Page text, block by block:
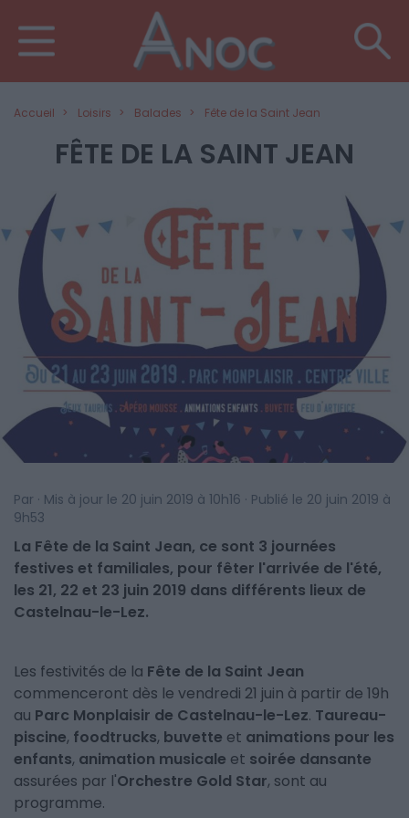
Accueil Loisirs Balades Fête de la Saint Jean
FÊTE DE LA SAINT JEAN
Par · Mis à jour le 20 juin 2019 à 10h16 · Publié le 20 juin 2019 à
9h53
La Fête de la Saint Jean, ce sont 3 journées
festives et familiales, pour fêter l'arrivée de l'été,
les 21, 22 et 23 juin 2019 dans différents lieux de
Castelnau-le-Lez.
Les festivités de la Fête de la Saint Jean
commenceront dès le vendredi 21 juin à partir de 19h
au Parc Monplaisir de Castelnau-le-Lez. Taureau-
piscine, foodtrucks, buvette et animations pour les
enfants, animation musicale et soirée dansante
assurées par l'Orchestre Gold Star, sont au
programme.